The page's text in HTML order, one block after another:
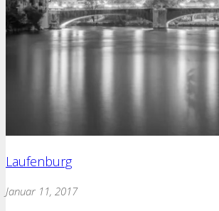
Laufenburg
Januar 11, 2017